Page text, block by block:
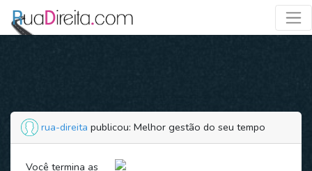
rua-direita publicou: Melhor gestão do seu tempo
Você termina as